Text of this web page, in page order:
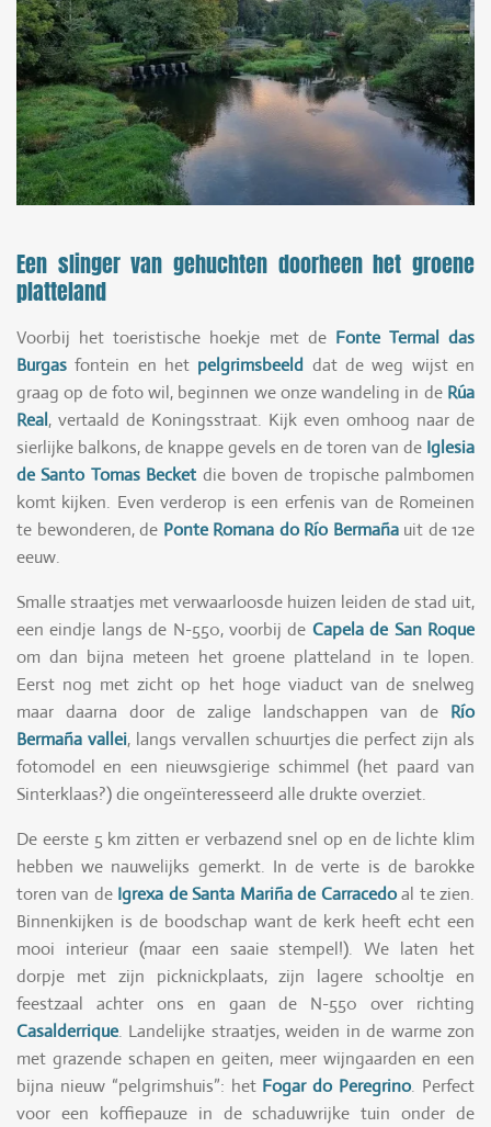
Een slinger van gehuchten doorheen het groene
platteland
Voorbij het toeristische hoekje met de Fonte Termal das
Burgas fontein en het pelgrimsbeeld dat de weg wijst en
graag op de foto wil, beginnen we onze wandeling in de Rúa
Real, vertaald de Koningsstraat. Kijk even omhoog naar de
sierlijke balkons, de knappe gevels en de toren van de Iglesia
de Santo Tomas Becket die boven de tropische palmbomen
komt kijken. Even verderop is een erfenis van de Romeinen
te bewonderen, de Ponte Romana do Río Bermañauit de 12e
eeuw.
Smalle straatjes met verwaarloosde huizen leiden de stad uit,
een eindje langs de N-550, voorbij de Capela de San Roque
om dan bijna meteen het groene platteland in te lopen.
Eerst nog met zicht op het hoge viaduct van de snelweg
maar daarna door de zalige landschappen van de Río
Bermaña vallei, langs vervallen schuurtjes die perfect zijn als
fotomodel en een nieuwsgierige schimmel (het paard van
Sinterklaas?) die ongeïnteresseerd alle drukte overziet.
De eerste 5 km zitten er verbazend snel op en de lichte klim
hebben we nauwelijks gemerkt. In de verte is de barokke
toren van de Igrexa de Santa Mariña de Carracedoal te zien.
Binnenkijken is de boodschap want de kerk heeft echt een
mooi interieur (maar een saaie stempel!). We laten het
dorpje met zijn picknickplaats, zijn lagere schooltje en
feestzaal achter ons en gaan de N-550 over richting
Casalderrique. Landelijke straatjes, weiden in de warme zon
met grazende schapen en geiten, meer wijngaarden en een
bijna nieuw “pelgrimshuis”: het Fogar do Peregrino. Perfect
voor een koffiepauze in de schaduwrijke tuin onder de